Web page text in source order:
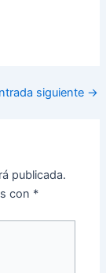
siguiente →
publicada.
con *